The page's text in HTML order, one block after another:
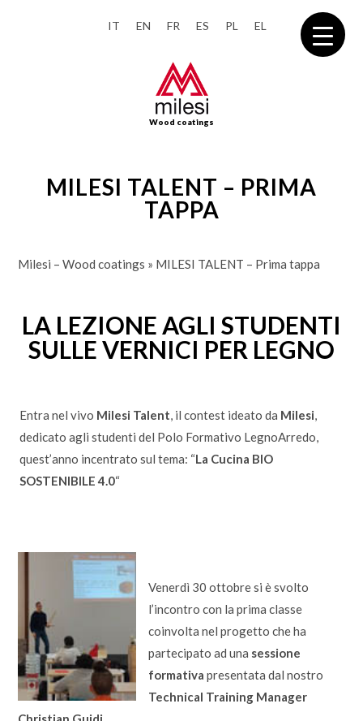
IT EN FR ES PL EL
Wood coatings
MILESI TALENT – PRIMA
TAPPA
Milesi – Wood coatings » MILESI TALENT – Prima tappa
LA LEZIONE AGLI STUDENTI
SULLE VERNICI PER LEGNO
Entra nel vivo Milesi Talent, il contest ideato da Milesi,
dedicato agli studenti del Polo Formativo LegnoArredo,
quest’anno incentrato sul tema: “La Cucina BIO
SOSTENIBILE 4.0“
Venerdì 30 ottobre si è svolto
l’incontro con la prima classe
coinvolta nel progetto che ha
partecipato ad una sessione
formativa presentata dal nostro
Technical Training Manager